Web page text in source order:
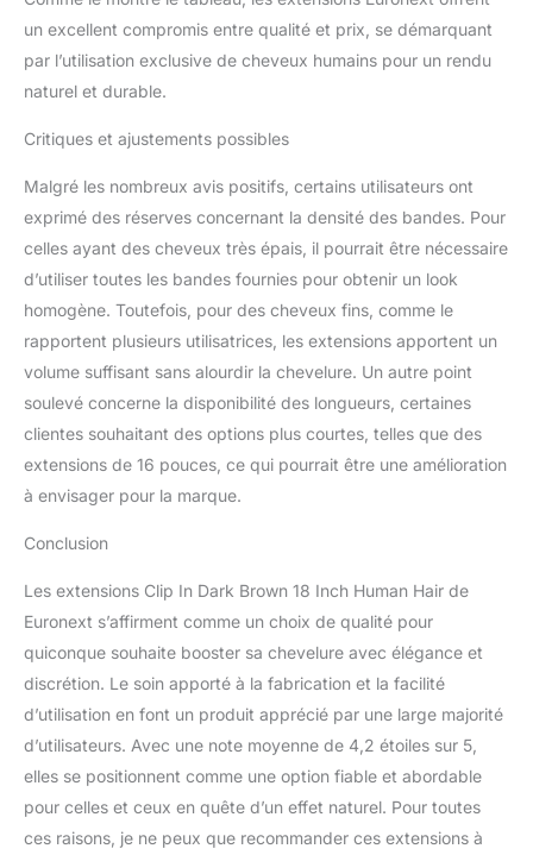
un excellent compromis entre qualité et prix, se démarquant
par l’utilisation exclusive de cheveux humains pour un rendu
naturel et durable.
Critiques et ajustements possibles
Malgré les nombreux avis positifs, certains utilisateurs ont
exprimé des réserves concernant la densité des bandes. Pour
celles ayant des cheveux très épais, il pourrait être nécessaire
d’utiliser toutes les bandes fournies pour obtenir un look
homogène. Toutefois, pour des cheveux fins, comme le
rapportent plusieurs utilisatrices, les extensions apportent un
volume suffisant sans alourdir la chevelure. Un autre point
soulevé concerne la disponibilité des longueurs, certaines
clientes souhaitant des options plus courtes, telles que des
extensions de 16 pouces, ce qui pourrait être une amélioration
à envisager pour la marque.
Conclusion
Les extensions Clip In Dark Brown 18 Inch Human Hair de
Euronext s’affirment comme un choix de qualité pour
quiconque souhaite booster sa chevelure avec élégance et
discrétion. Le soin apporté à la fabrication et la facilité
d’utilisation en font un produit apprécié par une large majorité
d’utilisateurs. Avec une note moyenne de 4,2 étoiles sur 5,
elles se positionnent comme une option fiable et abordable
pour celles et ceux en quête d’un effet naturel. Pour toutes
ces raisons, je ne peux que recommander ces extensions à